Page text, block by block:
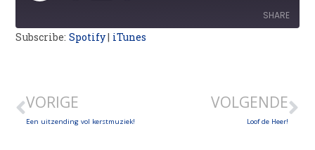
SHARE
Subscribe: Spotify| iTunes
VORIGE
Een uitzending vol kerstmuziek!
VOLGENDE
Loof de Heer!